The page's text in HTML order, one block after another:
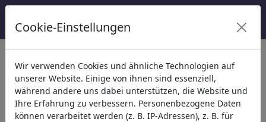
Kategorien
Religion(9415)
Politik(188534)
Medien & Kultur(72005)
Cookie-Einstellungen
Wir verwenden Cookies und ähnliche Technologien auf
unserer Website. Einige von ihnen sind essenziell,
während andere uns dabei unterstützen, die Website und
Ihre Erfahrung zu verbessern. Personenbezogene Daten
können verarbeitet werden (z. B. IP-Adressen), z. B. für